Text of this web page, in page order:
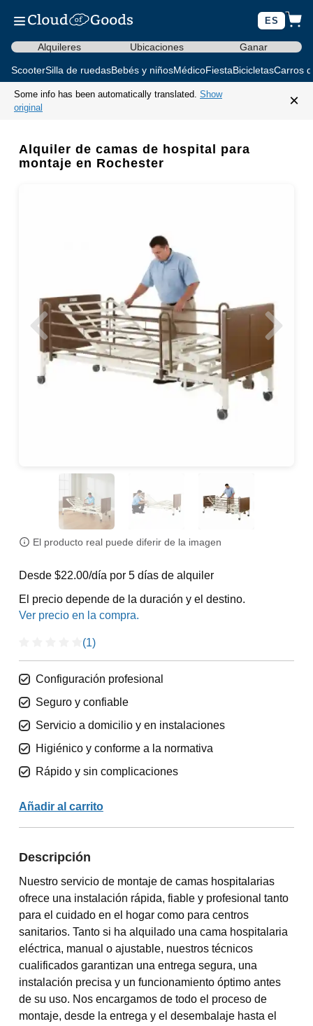
ES
Alquileres Ubicaciones Ganar
ScooterSilla de ruedasBebés y niñosMédicoFiestaBicicletasCarros
Some info has been automatically translated. Show
original
×
Alquiler de camas de hospital para
montaje en Rochester
El producto real puede diferir de la imagen
Desde $22.00/día por 5 días de alquiler
El precio depende de la duración y el destino.
(1)
Configuración profesional
Seguro y confiable
Servicio a domicilio y en instalaciones
Higiénico y conforme a la normativa
Rápido y sin complicaciones
Añadir al carrito
Descripción
Nuestro servicio de montaje de camas hospitalarias
ofrece una instalación rápida, fiable y profesional tanto
para el cuidado en el hogar como para centros
sanitarios. Tanto si ha alquilado una cama hospitalaria
eléctrica, manual o ajustable, nuestros técnicos
cualificados garantizan una entrega segura, una
instalación precisa y un funcionamiento óptimo antes
de su uso. Nos encargamos de todo el proceso de
montaje, desde la entrega y el desembalaje hasta el